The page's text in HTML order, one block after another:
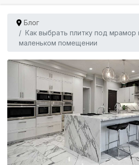
Блог
Как выбрать плитку под мрамор
маленьком помещении